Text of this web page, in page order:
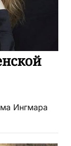
Ингмара